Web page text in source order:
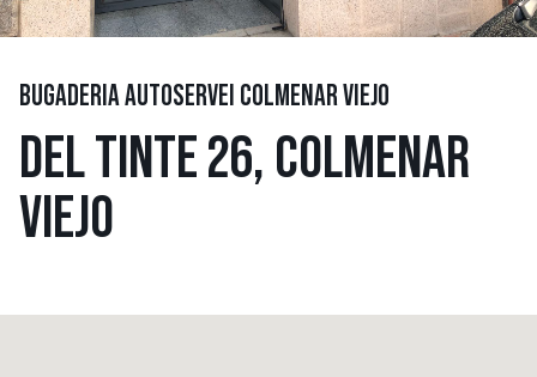
BUGADERIA AUTOSERVEI COLMENAR VIEJO
DEL TINTE 26, COLMENAR
VIEJO